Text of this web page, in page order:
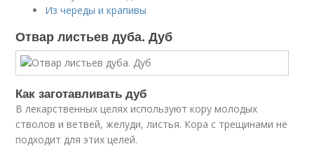
Из череды и крапивы
Отвар листьев дуба. Дуб
Как заготавливать дуб
В лекарственных целях используют кору молодых
стволов и ветвей, желуди, листья. Кора с трещинами не
подходит для этих целей.